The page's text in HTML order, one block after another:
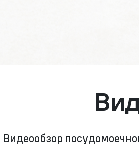
Видеообзор